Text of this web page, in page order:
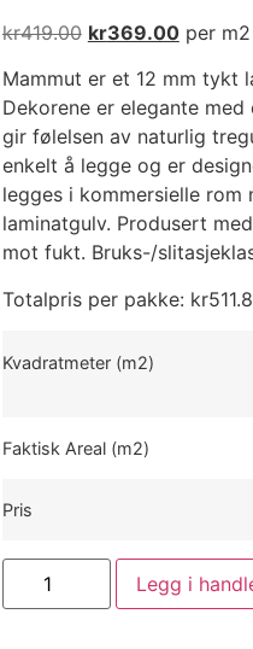
kr419.00 kr369.00per m2
Mammut er et 12 mm tykt
Dekorene er elegante
gir følelsen av naturlig
enkelt å legge og er
legges i kommersielle
laminatgulv. Produsert
mot fukt. Bruks-/
Totalpris per pakke: kr
Kvadratmeter (m2)
Faktisk Areal (m2)
Pris
Legg i